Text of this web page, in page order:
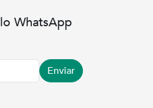
WhatsApp
Enviar